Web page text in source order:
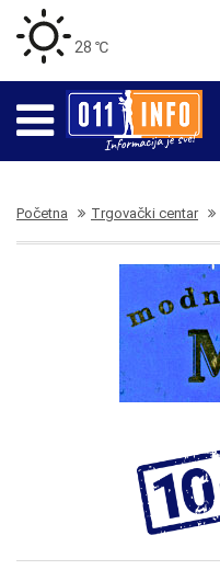
28 ℃
Početna Trgovački centar